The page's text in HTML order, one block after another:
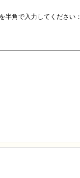
半角で入力してください：